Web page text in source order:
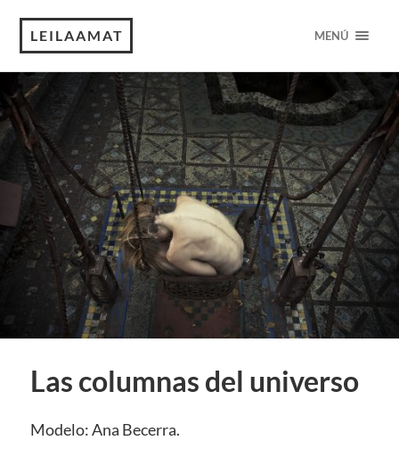
LEILAAMAT MENÚ
Las columnas del universo
Modelo: Ana Becerra.